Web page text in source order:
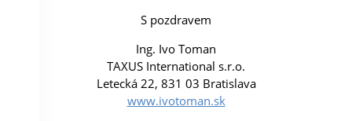
S pozdravem
Ing. Ivo Toman
TAXUS International s.r.o.
Letecká 22, 831 03 Bratislava
www.ivotoman.sk